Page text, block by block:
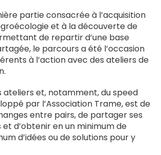
partie consacrée à l’acquisition
et à la découverte de
de repartir d’une base
le parcours a été l’occasion
à l’action avec des ateliers de
ateliers et, notamment, du speed
par l’Association Trame, est de
entre pairs, de partager ses
d’obtenir en un minimum de
d’idées ou de solutions pour y